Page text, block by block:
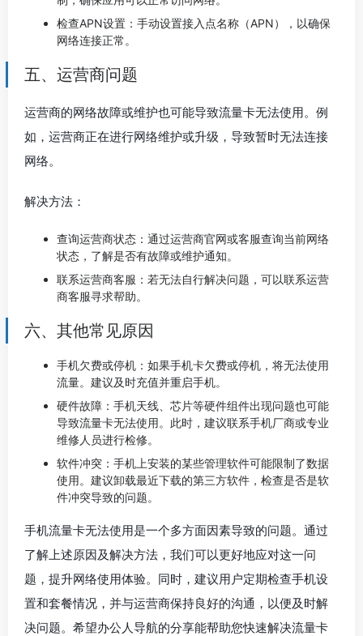
检查APN设置：手动设置接入点名称（APN），以确保
网络连接正常。
五、运营商问题
运营商的网络故障或维护也可能导致流量卡无法使用。例
如，运营商正在进行网络维护或升级，导致暂时无法连接
网络。
解决方法：
查询运营商状态：通过运营商官网或客服查询当前网络
状态，了解是否有故障或维护通知。
联系运营商客服：若无法自行解决问题，可以联系运营
商客服寻求帮助。
六、其他常见原因
手机欠费或停机：如果手机卡欠费或停机，将无法使用
流量。建议及时充值并重启手机。
硬件故障：手机天线、芯片等硬件组件出现问题也可能
导致流量卡无法使用。此时，建议联系手机厂商或专业
维修人员进行检修。
软件冲突：手机上安装的某些管理软件可能限制了数据
使用。建议卸载最近下载的第三方软件，检查是否是软
件冲突导致的问题。
手机流量卡无法使用是一个多方面因素导致的问题。通过
了解上述原因及解决方法，我们可以更好地应对这一问
题，提升网络使用体验。同时，建议用户定期检查手机设
置和套餐情况，并与运营商保持良好的沟通，以便及时解
决问题。希望办公人导航的分享能帮助您快速解决流量卡